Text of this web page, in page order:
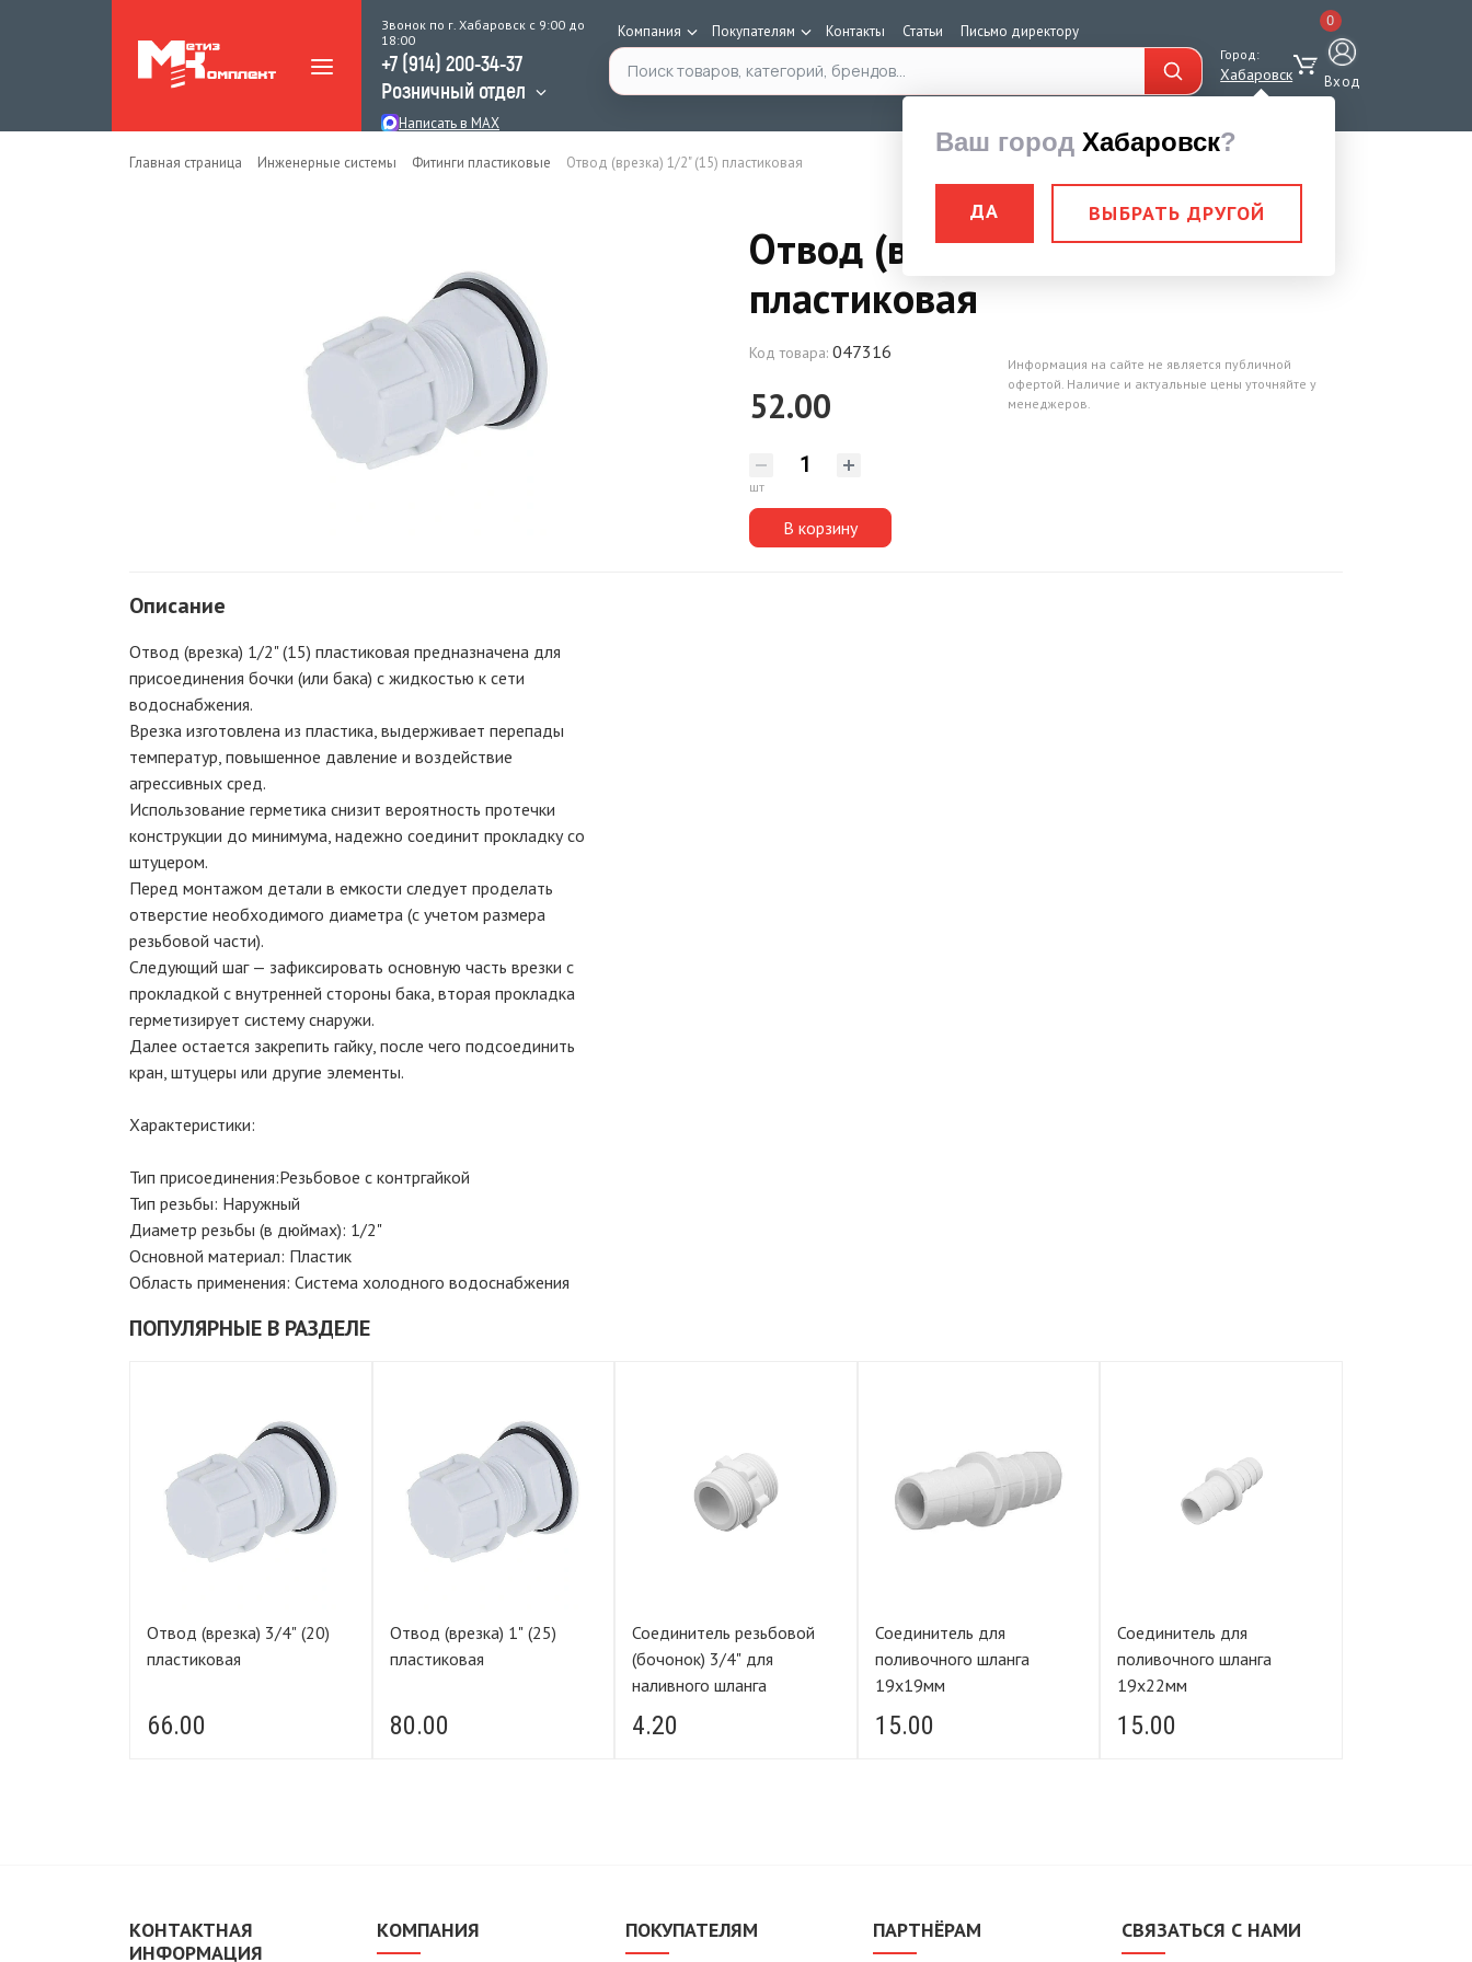
Звонок по г. Хабаровск с 9:00 до
18:00
+7 (914) 200-34-37
Розничный отдел
Написать в MAX
Компания Покупателям Контакты Статьи Письмо директору
Поиск по каталогу Город:
Хабаровск
Ваш город Хабаровск?
ДА ВЫБРАТЬ ДРУГОЙ
0
Вход
Главная страница Инженерные системы Фитинги пластиковые Отвод (врезка) 1/2" (15) пластиковая
Отвод (врезка) 1/2" (15)
пластиковая
Код товара: 047316
52.00
шт
В корзину
Информация на сайте не является публичной
офертой. Наличие и актуальные цены уточняйте у
менеджеров.
Описание
Отвод (врезка) 1/2" (15) пластиковая предназначена для
присоединения бочки (или бака) с жидкостью к сети
водоснабжения.
Врезка изготовлена из пластика, выдерживает перепады
температур, повышенное давление и воздействие
агрессивных сред.
Использование герметика снизит вероятность протечки
конструкции до минимума, надежно соединит прокладку со
штуцером.
Перед монтажом детали в емкости следует проделать
отверстие необходимого диаметра (с учетом размера
резьбовой части).
Следующий шаг — зафиксировать основную часть врезки с
прокладкой с внутренней стороны бака, вторая прокладка
герметизирует систему снаружи.
Далее остается закрепить гайку, после чего подсоединить
кран, штуцеры или другие элементы.
Характеристики:
Тип присоединения:Резьбовое с контргайкой
Тип резьбы: Наружный
Диаметр резьбы (в дюймах): 1/2"
Основной материал: Пластик
Область применения: Система холодного водоснабжения
ПОПУЛЯРНЫЕ В РАЗДЕЛЕ
Отвод (врезка) 3/4" (20)
пластиковая
66.00
Отвод (врезка) 1" (25)
пластиковая
80.00
Соединитель резьбовой
(бочонок) 3/4" для
наливного шланга
4.20
Соединитель для
поливочного шланга
19х19мм
15.00
Соединитель для
поливочного шланга
19х22мм
15.00
КОНТАКТНАЯ
ИНФОРМАЦИЯ
КОМПАНИЯ ПОКУПАТЕЛЯМ ПАРТНЁРАМ СВЯЗАТЬСЯ С НАМИ